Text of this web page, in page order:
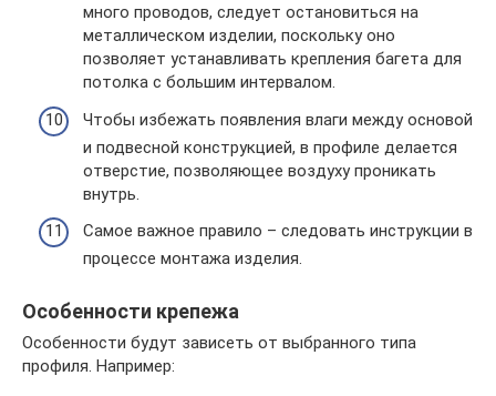
много проводов, следует остановиться на
металлическом изделии, поскольку оно
позволяет устанавливать крепления багета для
потолка с большим интервалом.
Чтобы избежать появления влаги между основой
и подвесной конструкцией, в профиле делается
отверстие, позволяющее воздуху проникать
внутрь.
Самое важное правило – следовать инструкции в
процессе монтажа изделия.
Особенности крепежа
Особенности будут зависеть от выбранного типа
профиля. Например: